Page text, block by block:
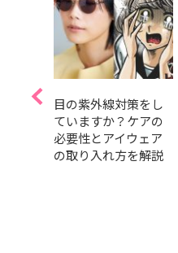
目の紫外線対策をし
ていますか？ケアの
必要性とアイウェア
の取り入れ方を解説